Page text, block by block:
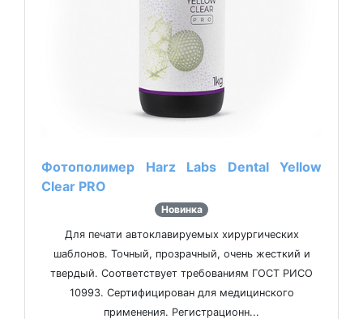
Фотополимер Harz Labs Dental Yellow
Clear PRO
Новинка
Для печати автоклавируемых хирургических
шаблонов. Точный, прозрачный, очень жесткий и
твердый. Соответствует требованиям ГОСТ РИСО
10993. Cертифицирован для медицинского
применения. Регистрационн...